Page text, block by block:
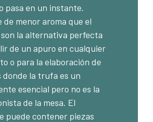
pasa en un instante.
de menor aroma que el
la alternativa perfecta
de un apuro en cualquier
o para la elaboración de
donde la trufa es un
esencial pero no es la
de la mesa. El
puede contener piezas